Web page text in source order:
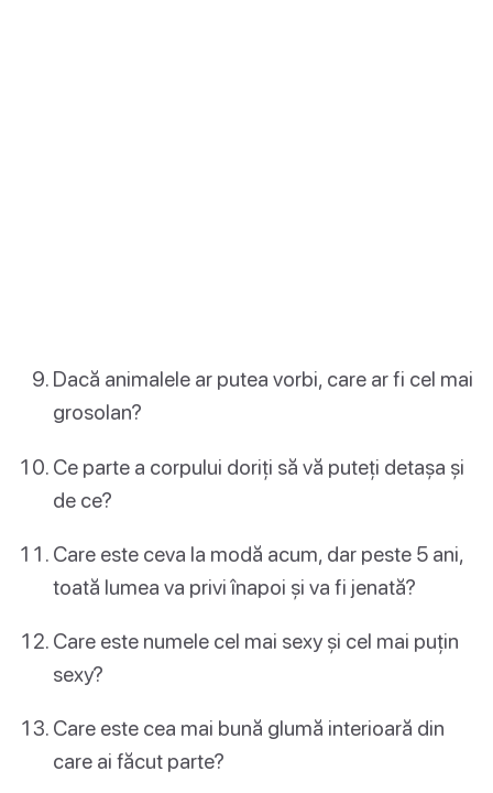
Dacă animalele ar putea vorbi, care ar fi cel mai
grosolan?
Ce parte a corpului doriți să vă puteți detașa și
de ce?
Care este ceva la modă acum, dar peste 5 ani,
toată lumea va privi înapoi și va fi jenată?
Care este numele cel mai sexy și cel mai puțin
sexy?
Care este cea mai bună glumă interioară din
care ai făcut parte?